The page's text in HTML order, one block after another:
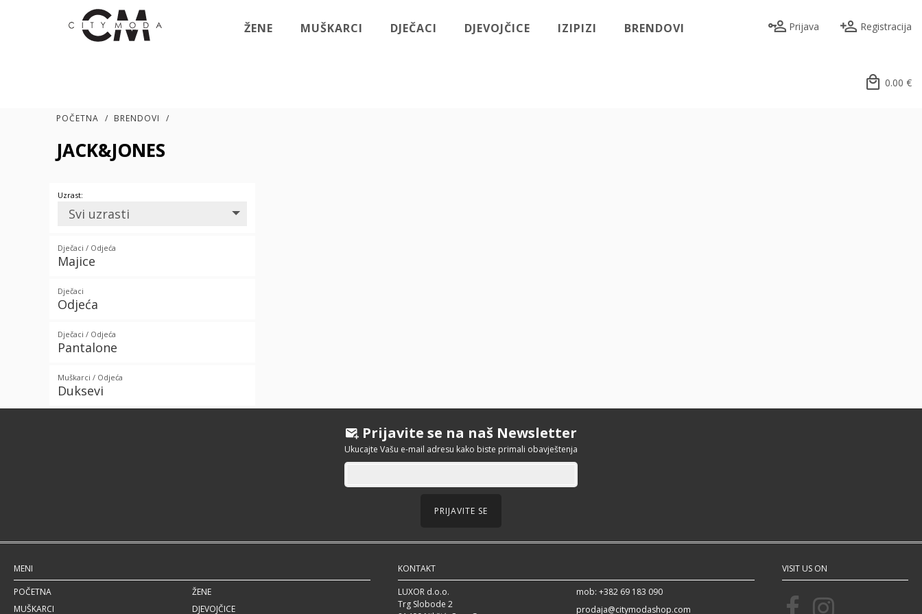
ŽENE MUŠKARCI DJEČACI DJEVOJČICE IZIPIZI BRENDOVI Registracija
Prijava
0.00 €
POČETNA / BRENDOVI /
JACK&JONES
Uzrast:
Svi uzrasti
Dječaci / Odjeća
Majice
Dječaci
Odjeća
Dječaci / Odjeća
Pantalone
Muškarci / Odjeća
Duksevi
Prijavite se na naš Newsletter
Ukucajte Vašu e-mail adresu kako biste primali obavještenja
PRIJAVITE SE
MENI
POČETNA
ŽENE
MUŠKARCI
DJEVOJČICE
KONTAKT
LUXOR d.o.o.
Trg Slobode 2
mob: +382 69 183 090
prodaja@citymodashop.com
VISIT US ON